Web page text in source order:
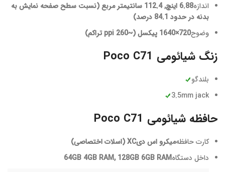
اندازه
6.88 اینچ, 112.4 سانتیمتر مربع (نسبت سطح صفحه نمایش به
بدنه در حدود 84.1 درصد)
وضوح720×1640 پیکسل (~260 ppi تراکم)
زنگ شیائومی Poco C71
بلندگو
3.5mm jack
حافظه شیائومی Poco C71
کارت حافظهمیکرو اس دیXC (اسلات اختصاصی)
داخل دستگاه64GB 4GB RAM, 128GB 6GB RAM